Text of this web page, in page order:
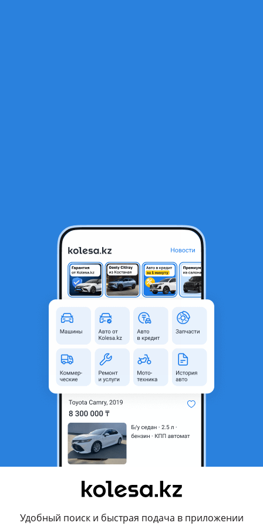
Удобный поиск и быстрая подача в приложении
Вся линейка Mercedes! Особое внимание G-class. Доставка в любую
Мы, компания Sensoku Kazakhstan, активно развиваем в своей
автозапчасти по доступным ценам! Нам доверяют более 1000